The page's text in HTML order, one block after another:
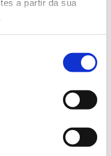
a partir da sua
em risco:
das-espigas: